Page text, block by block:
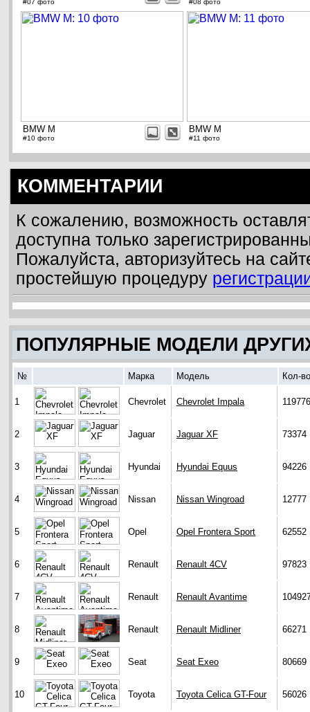
#07 фото #08 фото
BMW M
#10 фото
BMW M
#11 фото
КОММЕНТАРИИ
К сожалению, возможность
доступна только
Пожалуйста, авторизуйтесь на
простейшую процедуру
ПОПУЛЯРНЫЕ МОДЕЛИ
№ Марка Модель Кол-
1 Chevrolet Chevrolet Impala 119776
2 Jaguar Jaguar XF 73374
3 Hyundai Hyundai Equus 94226
4 Nissan Nissan Wingroad 12777
5 Opel Opel Frontera Sport 62552
6 Renault Renault 4CV 97823
7 Renault Renault Avantime
8 Renault Renault Midliner 66271
9 Seat Seat Exeo 80669
10 Toyota Toyota Celica GT-Four 56026